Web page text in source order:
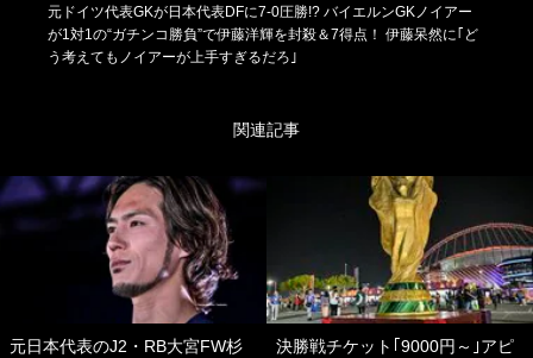
元ドイツ代表GKが日本代表DFに7-0圧勝!? バイエルンGKノイアー
が1対1の“ガチンコ勝負”で伊藤洋輝を封殺＆7得点！ 伊藤呆然に｢ど
う考えてもノイアーが上手すぎるだろ｣
関連記事
元日本代表のJ2・RB大宮FW杉
決勝戦チケット｢9000円～｣アピ